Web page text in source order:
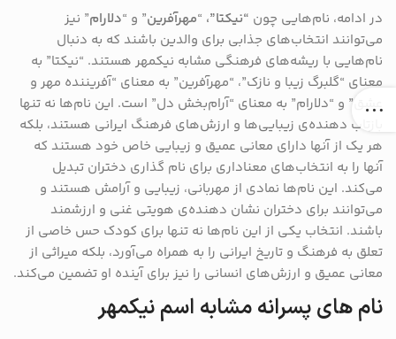
در ادامه، نام‌هایی چون “نیکتا”، “مهرآفرین” و “دلارام” نیز
می‌توانند انتخاب‌های جذابی برای والدین باشند که به دنبال
نام‌هایی با ریشه‌های فرهنگی مشابه نیکمهر هستند. “نیکتا” به
معنای “گلبرگ زیبا و نازک”، “مهرآفرین” به معنای “آفریننده مهر و
عشق” و “دلارام” به معنای “آرام‌بخش دل” است. این نام‌ها نه تنها
بازتاب ‌دهنده‌ی زیبایی‌ها و ارزش‌های فرهنگ ایرانی هستند، بلکه
هر یک از آنها دارای معانی عمیق و زیبایی خاص خود هستند که
آنها را به انتخاب‌های معناداری برای نام‌ گذاری دختران تبدیل
می‌کند. این نام‌ها نمادی از مهربانی، زیبایی و آرامش هستند و
می‌توانند برای دختران نشان‌ دهنده‌ی هویتی غنی و ارزشمند
باشند. انتخاب یکی از این نام‌ها نه تنها برای کودک حس خاصی از
تعلق به فرهنگ و تاریخ ایرانی را به همراه می‌آورد، بلکه میراثی از
معانی عمیق و ارزش‌های انسانی را نیز برای آینده او تضمین می‌کند.
نام های پسرانه مشابه اسم نیکمهر